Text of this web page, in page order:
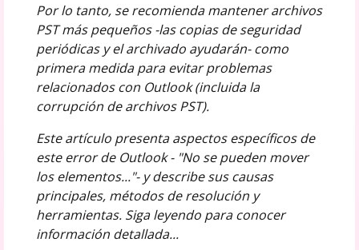
Por lo tanto, se recomienda mantener archivos
PST más pequeños -las copias de seguridad
periódicas y el archivado ayudarán- como
primera medida para evitar problemas
relacionados con Outlook (incluida la
corrupción de archivos PST).
Este artículo presenta aspectos específicos de
este error de Outlook - "No se pueden mover
los elementos..."- y describe sus causas
principales, métodos de resolución y
herramientas. Siga leyendo para conocer
información detallada...